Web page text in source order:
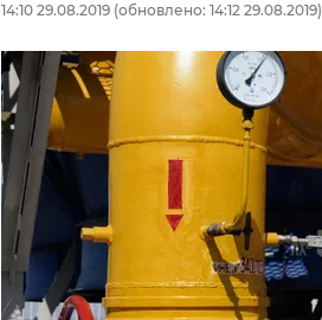
14:10 29.08.2019 (обновлено: 14:12 29.08.2019)